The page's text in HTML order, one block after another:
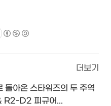
더보기
돌아온 스타워즈의 두 주역
D2 피규어...